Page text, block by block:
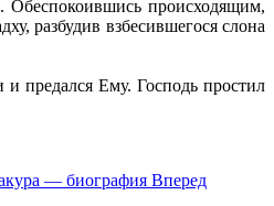
Обеспокоившись происходящим,
разбудив взбесившегося слона
предался Ему. Господь простил
— биография Вперед